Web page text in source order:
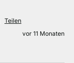
Teilen
vor 11 Monaten